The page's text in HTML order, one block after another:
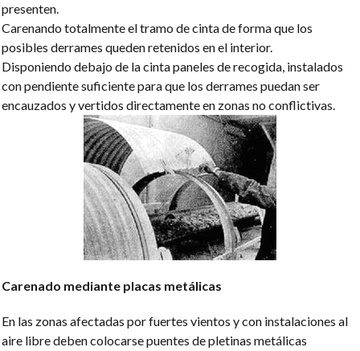
presenten.
Carenando totalmente el tramo de cinta de forma que los
posibles derrames queden retenidos en el interior.
Disponiendo debajo de la cinta paneles de recogida, instalados
con pendiente suficiente para que los derrames puedan ser
encauzados y vertidos directamente en zonas no conflictivas.
Carenado mediante placas metálicas
En las zonas afectadas por fuertes vientos y con instalaciones al
aire libre deben colocarse puentes de pletinas metálicas